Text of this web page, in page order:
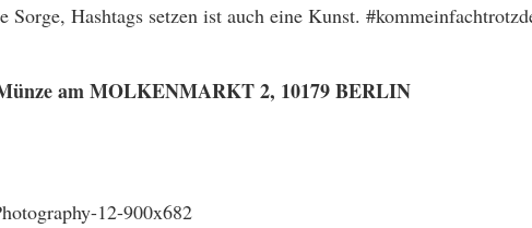
Hashtags setzen ist auch eine Kunst.
am MOLKENMARKT 2, 10179 BERLIN